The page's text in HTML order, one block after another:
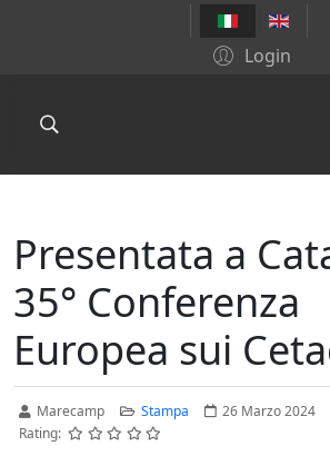
Login
Presentata a
35° Conferenza
Europea sui
Marecamp Stampa 26 Marzo 2024
Rating: